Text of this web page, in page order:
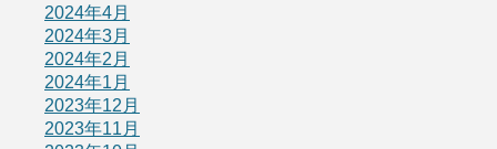
2024年4月
2024年3月
2024年2月
2024年1月
2023年12月
2023年11月